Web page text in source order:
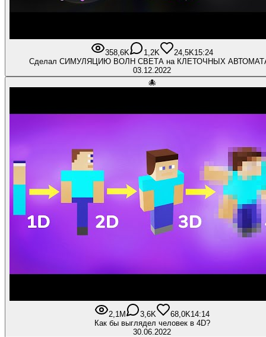
358,6K 1,2K 24,5K15:24
Сделал СИМУЛЯЦИЮ ВОЛН СВЕТА на КЛЕТОЧНЫХ
03.12.2022
🐙
2,1M 3,6K 68,0K14:14
Как бы выглядел человек в 4D?
30.06.2022